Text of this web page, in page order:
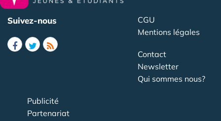
Suivez-nous
CGU
Mentions légales
Contact
Newsletter
Qui sommes nous?
Publicité
Partenariat